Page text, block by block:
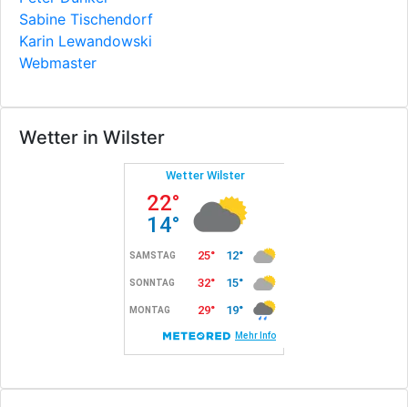
Sabine Tischendorf
Karin Lewandowski
Webmaster
Wetter in Wilster